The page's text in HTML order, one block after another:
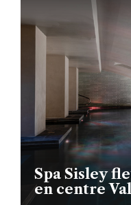
Spa Sisley
en centre